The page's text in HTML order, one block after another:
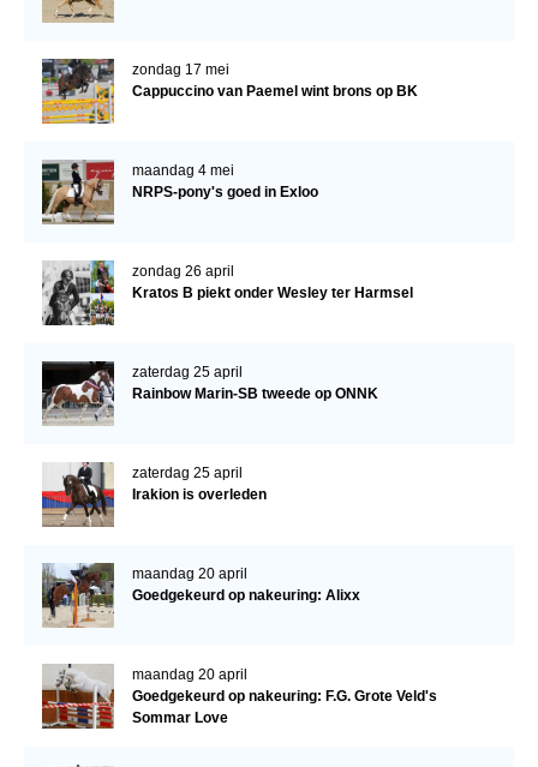
zondag 17 mei
Cappuccino van Paemel wint brons op BK
maandag 4 mei
NRPS-pony's goed in Exloo
zondag 26 april
Kratos B piekt onder Wesley ter Harmsel
zaterdag 25 april
Rainbow Marin-SB tweede op ONNK
zaterdag 25 april
Irakion is overleden
maandag 20 april
Goedgekeurd op nakeuring: Alixx
maandag 20 april
Goedgekeurd op nakeuring: F.G. Grote Veld's
Sommar Love